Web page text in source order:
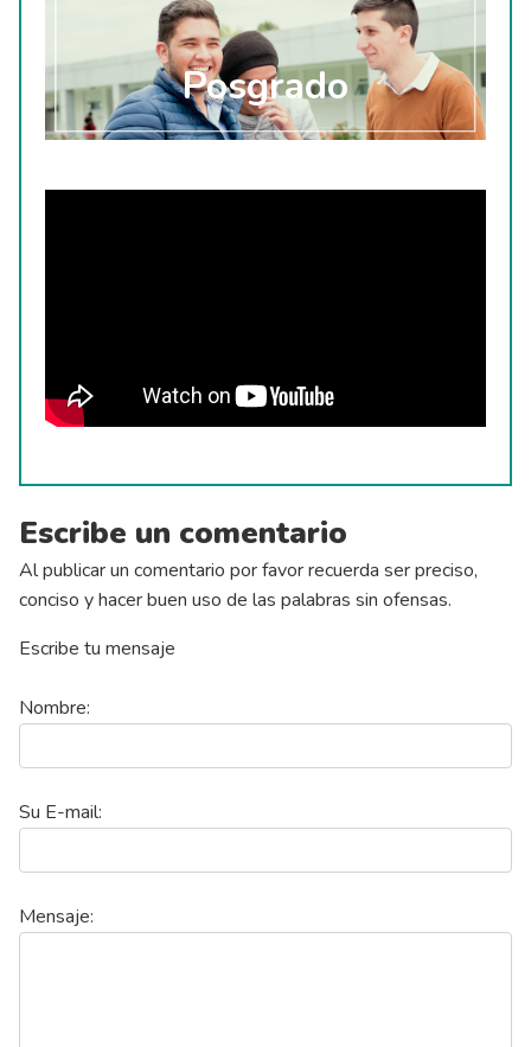
Posgrado
Escribe un comentario
Al publicar un comentario por favor recuerda ser preciso,
conciso y hacer buen uso de las palabras sin ofensas.
Escribe tu mensaje
Nombre:
Su E-mail:
Mensaje: